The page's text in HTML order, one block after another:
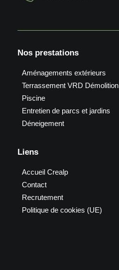
Nos prestations
Aménagements extérieurs
Terrassement VRD Démolition
Piscine
Entretien de parcs et jardins
Déneigement
Liens
Accueil Crealp
Contact
Recrutement
Politique de cookies (UE)